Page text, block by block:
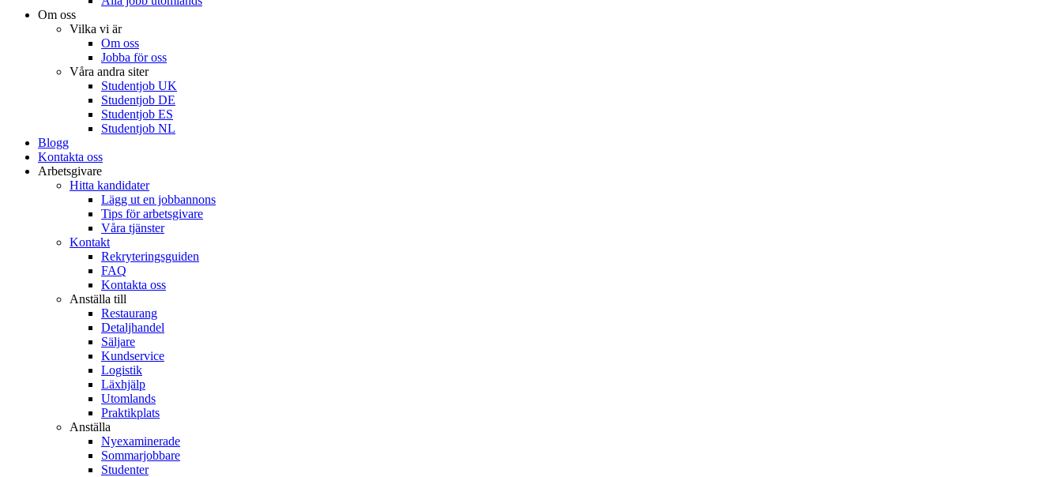
Om oss
Vilka vi är
Om oss
Jobba för oss
Våra andra siter
Studentjob UK
Studentjob DE
Studentjob ES
Studentjob NL
Blogg
Kontakta oss
Arbetsgivare
Hitta kandidater
Lägg ut en jobbannons
Tips för arbetsgivare
Våra tjänster
Kontakt
Rekryteringsguiden
FAQ
Kontakta oss
Anställa till
Restaurang
Detaljhandel
Säljare
Kundservice
Logistik
Läxhjälp
Utomlands
Praktikplats
Anställa
Nyexaminerade
Sommarjobbare
Studenter